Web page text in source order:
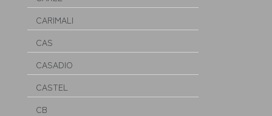
CARIMALI
CAS
CASADIO
CASTEL
CB